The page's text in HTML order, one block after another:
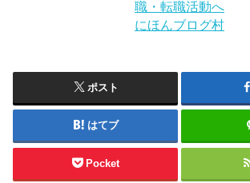
にほんブログ村
ポスト
はてブ
Pocket